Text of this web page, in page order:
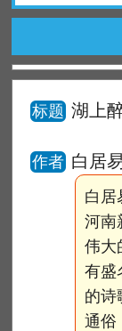
标题 湖上
作者 白居
白居
河南
伟大
有盛
的诗
通俗